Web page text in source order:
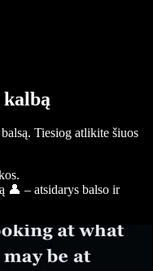
Tiesiog atlikite šiuos
👤 – atsidarys balso ir